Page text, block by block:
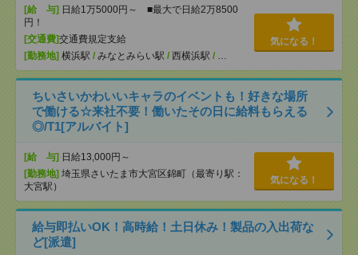
[給 与] 日給1万5000円～ ■最大で日給2万8500
円！
[交通費]交通費規定支給
[勤務地] 横浜駅 / みなとみらい駅 / 西横浜駅 / …
気になる！
ちいさいかわいいキャラのイベントも！好きな場所
で働ける☆来社不要！働いたその日に給料もらえる
◎/T1[アルバイト]
[給 与] 日給13,000円～
[勤務地] 埼玉県さいたま市大宮区錦町（最寄り駅：
大宮駅）
気になる！
給与即払いOK！高時給！土日休み！製品の入出荷な
ど[派遣]